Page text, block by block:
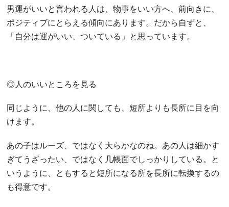
男運がいいと言われる人は、物事をいい方へ、前向きに、
ポジティブにとらえる傾向にあります。だから自ずと、
「自分は運がいい、ついている」と思っています。
◎人のいいところを見る
同じように、他の人に関しても、短所よりも長所に目を向
けます。
あの子はルーズ、ではなく大らかなのね。あの人は細かす
ぎてうざったい、ではなく几帳面でしっかりしている。と
いうように、ともすると短所になる所を長所に転換するの
も得意です。